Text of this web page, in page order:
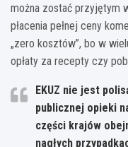
można zostać przyjętym
płacenia pełnej ceny
„zero kosztów”, bo w
opłaty za recepty czy
EKUZ nie jest
publicznej opieki
części krajów
nagłych